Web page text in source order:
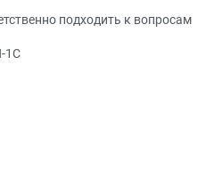
подходить к вопросам
1С